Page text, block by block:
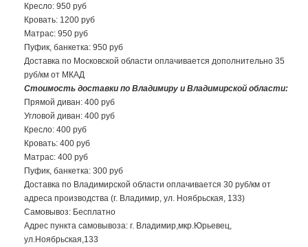
Кресло: 950 руб
Кровать: 1200 руб
Матрас: 950 руб
Пуфик, банкетка: 950 руб
Доставка по Московской области оплачивается дополнительно 35
руб/км от МКАД
Стоимость доставки по Владимиру и Владимирской области:
Прямой диван: 400 руб
Угловой диван: 400 руб
Кресло: 400 руб
Кровать: 400 руб
Матрас: 400 руб
Пуфик, банкетка: 300 руб
Доставка по Владимирской области оплачивается 30 руб/км от
адреса производства (г. Владимир, ул. Ноябрьская, 133)
Самовывоз: Бесплатно
Адрес пункта самовывоза: г. Владимир,мкр.Юрьевец,
ул.Ноябрьская,133